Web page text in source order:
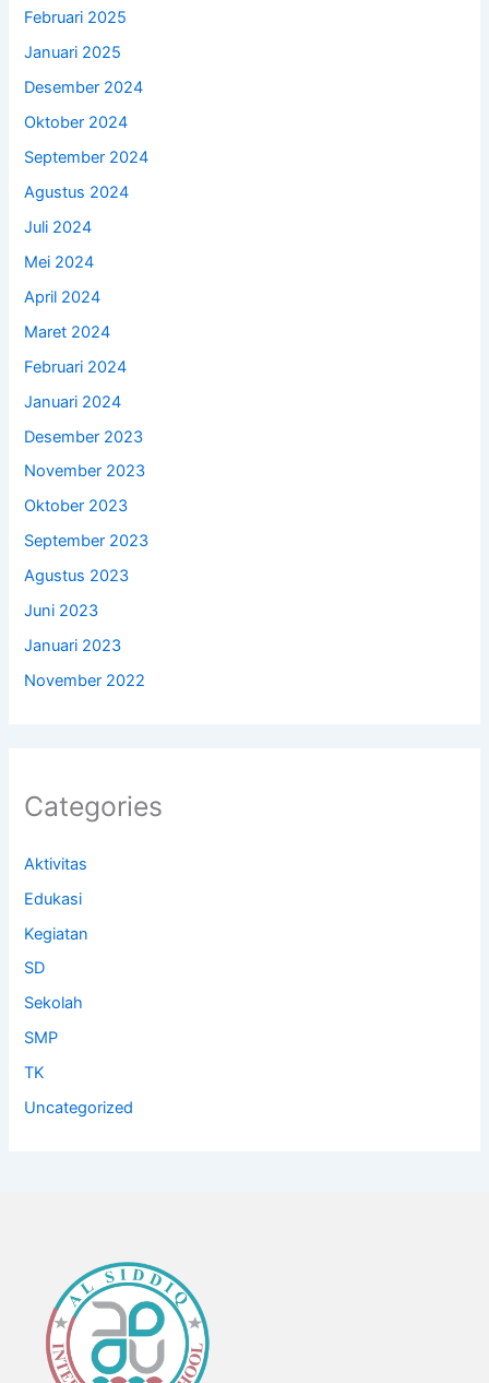
Februari 2025
Januari 2025
Desember 2024
Oktober 2024
September 2024
Agustus 2024
Juli 2024
Mei 2024
April 2024
Maret 2024
Februari 2024
Januari 2024
Desember 2023
November 2023
Oktober 2023
September 2023
Agustus 2023
Juni 2023
Januari 2023
November 2022
Categories
Aktivitas
Edukasi
Kegiatan
SD
Sekolah
SMP
TK
Uncategorized